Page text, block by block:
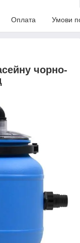
Оплата Умови
чорно-